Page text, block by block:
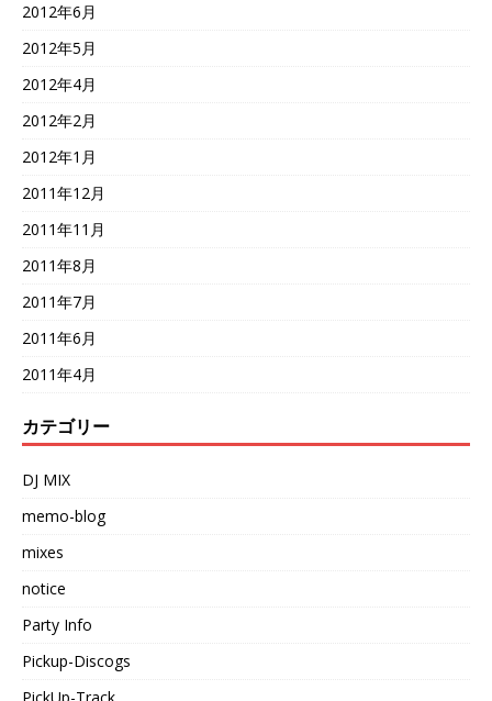
2012年6月
2012年5月
2012年4月
2012年2月
2012年1月
2011年12月
2011年11月
2011年8月
2011年7月
2011年6月
2011年4月
カテゴリー
DJ MIX
memo-blog
mixes
notice
Party Info
Pickup-Discogs